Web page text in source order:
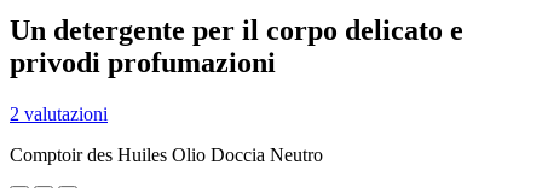
Un detergente per il corpo delicato e
privodi profumazioni
2 valutazioni
Comptoir des Huiles Olio Doccia Neutro